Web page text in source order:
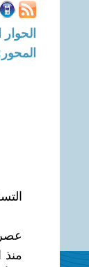
الحوار
عصر
منذ